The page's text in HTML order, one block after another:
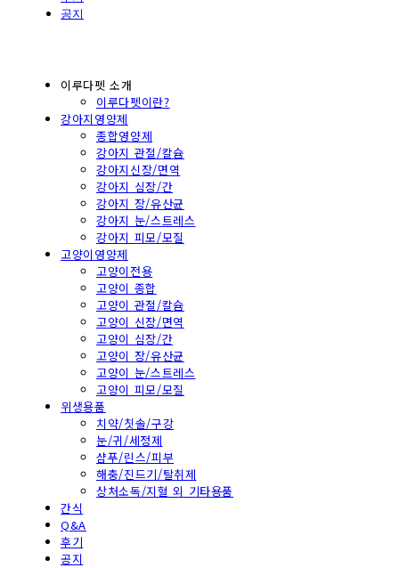
공지
이루다펫 소개
이루다펫이란?
강아지영양제
종합영양제
강아지 관절/칼슘
강아지신장/면역
강아지 심장/간
강아지 장/유산균
강아지 눈/스트레스
강아지 피모/모질
고양이영양제
고양이전용
고양이 종합
고양이 관절/칼슘
고양이 신장/면역
고양이 심장/간
고양이 장/유산균
고양이 눈/스트레스
고양이 피모/모질
위생용품
치약/칫솔/구강
눈/귀/세정제
샴푸/린스/피부
해충/진드기/탈취제
상처소독/지혈 외 기타용품
간식
Q&A
후기
공지